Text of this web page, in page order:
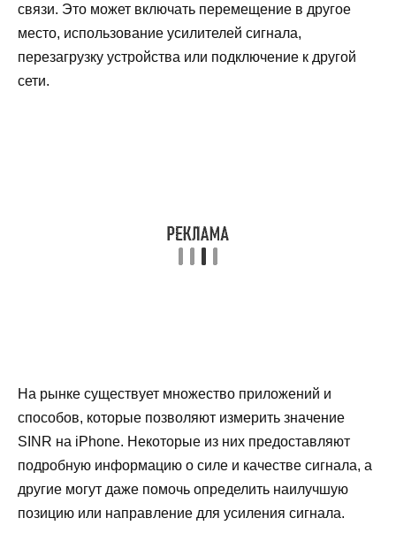
связи. Это может включать перемещение в другое
место, использование усилителей сигнала,
перезагрузку устройства или подключение к другой
сети.
На рынке существует множество приложений и
способов, которые позволяют измерить значение
SINR на iPhone. Некоторые из них предоставляют
подробную информацию о силе и качестве сигнала, а
другие могут даже помочь определить наилучшую
позицию или направление для усиления сигнала.